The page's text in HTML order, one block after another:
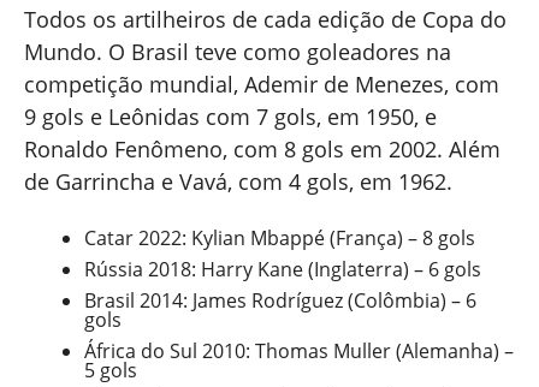
Todos os artilheiros de cada edição de Copa do
Mundo. O Brasil teve como goleadores na
competição mundial, Ademir de Menezes, com
9 gols e Leônidas com 7 gols, em 1950, e
Ronaldo Fenômeno, com 8 gols em 2002. Além
de Garrincha e Vavá, com 4 gols, em 1962.
Catar 2022: Kylian Mbappé (França) – 8 gols
Rússia 2018: Harry Kane (Inglaterra) – 6 gols
Brasil 2014: James Rodríguez (Colômbia) – 6
gols
África do Sul 2010: Thomas Muller (Alemanha) –
5 gols